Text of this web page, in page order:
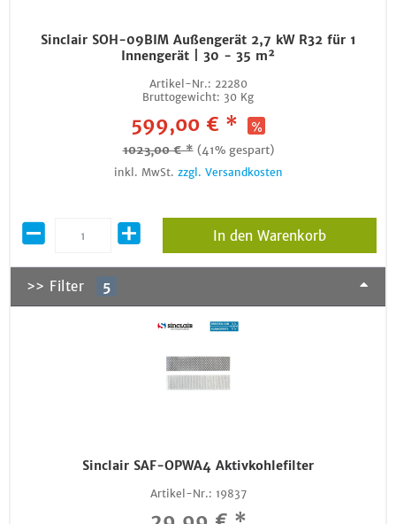
Sinclair SOH-09BIM Außengerät 2,7 kW R32 für 1
Innengerät | 30 - 35 m²
Artikel-Nr.: 22280
Bruttogewicht: 30 Kg
599,00 € *
1023,00 € * (41% gespart)
inkl. MwSt. zzgl. Versandkosten
In den Warenkorb
>> Filter 5
Sinclair SAF-OPWA4 Aktivkohlefilter
Artikel-Nr.: 19837